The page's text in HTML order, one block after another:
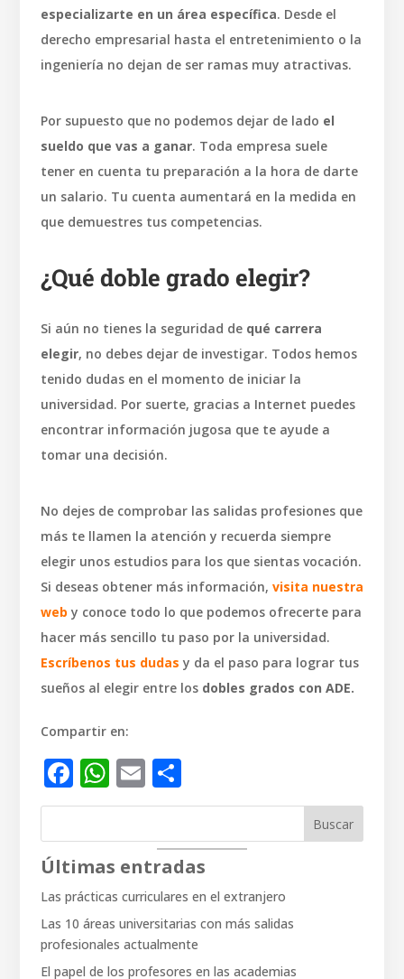
especializarte en un área específica. Desde el
derecho empresarial hasta el entretenimiento o la
ingeniería no dejan de ser ramas muy atractivas.
Por supuesto que no podemos dejar de lado el
sueldo que vas a ganar. Toda empresa suele
tener en cuenta tu preparación a la hora de darte
un salario. Tu cuenta aumentará en la medida en
que demuestres tus competencias.
¿Qué doble grado elegir?
Si aún no tienes la seguridad de qué carrera
elegir, no debes dejar de investigar. Todos hemos
tenido dudas en el momento de iniciar la
universidad. Por suerte, gracias a Internet puedes
encontrar información jugosa que te ayude a
tomar una decisión.
No dejes de comprobar las salidas profesiones que
más te llamen la atención y recuerda siempre
elegir unos estudios para los que sientas vocación.
Si deseas obtener más información, visita nuestra
web y conoce todo lo que podemos ofrecerte para
hacer más sencillo tu paso por la universidad.
Escríbenos tus dudas y da el paso para lograr tus
sueños al elegir entre los dobles grados con ADE.
Compartir en:
Facebook
WhatsApp
EmailCompartir
Buscar
Últimas entradas
Las prácticas curriculares en el extranjero
Las 10 áreas universitarias con más salidas
profesionales actualmente
El papel de los profesores en las academias